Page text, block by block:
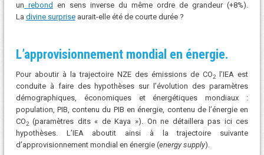
un rebond en sens inverse du même ordre de grandeur (+8%).
La divine surpriseaurait-elle été de courte durée ?
L’approvisionnement mondial en énergie.
Pour aboutir à la trajectoire NZE des émissions de CO2
l’IEA est
conduite à faire des hypothèses sur l’évolution des paramètres
démographiques, économiques et énergétiques mondiaux :
population, PIB, contenu du PIB en énergie, contenu de l’énergie en
CO2(paramètres dits « de Kaya »). On ne détaillera pas ici ces
hypothèses. L’IEA aboutit ainsi à la trajectoire suivante
d’approvisionnement mondial en énergie (energy supply).